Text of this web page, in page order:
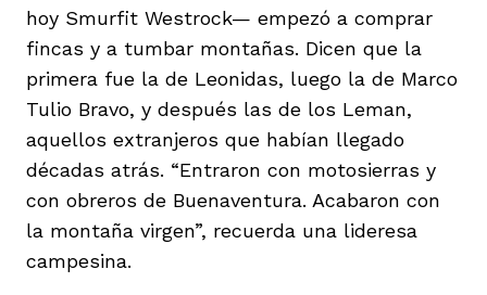
hoy Smurfit Westrock— empezó a comprar
fincas y a tumbar montañas. Dicen que la
primera fue la de Leonidas, luego la de Marco
Tulio Bravo, y después las de los Leman,
aquellos extranjeros que habían llegado
décadas atrás. “Entraron con motosierras y
con obreros de Buenaventura. Acabaron con
la montaña virgen”, recuerda una lideresa
campesina.